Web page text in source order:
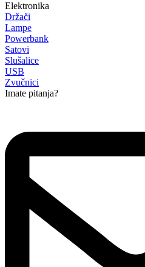
Elektronika
Držači
Lampe
Powerbank
Satovi
Slušalice
USB
Zvučnici
Imate pitanja?